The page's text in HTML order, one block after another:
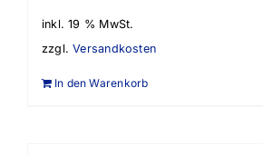
inkl. 19 % MwSt.
zzgl.Versandkosten
In den Warenkorb